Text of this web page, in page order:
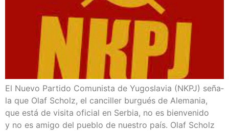
El Nue­vo Par­ti­do Comu­nis­ta de Yugos­la­via (NKPJ) seña­
la que Olaf Scholz, el can­ci­ller bur­gués de Ale­ma­nia,
que está de visi­ta ofi­cial en Ser­bia, no es bien­ve­ni­do
y no es ami­go del pue­blo de nues­tro país. Olaf Scholz